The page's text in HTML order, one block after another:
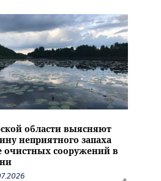
области выясняют
неприятного запаха
очистных сооружений в